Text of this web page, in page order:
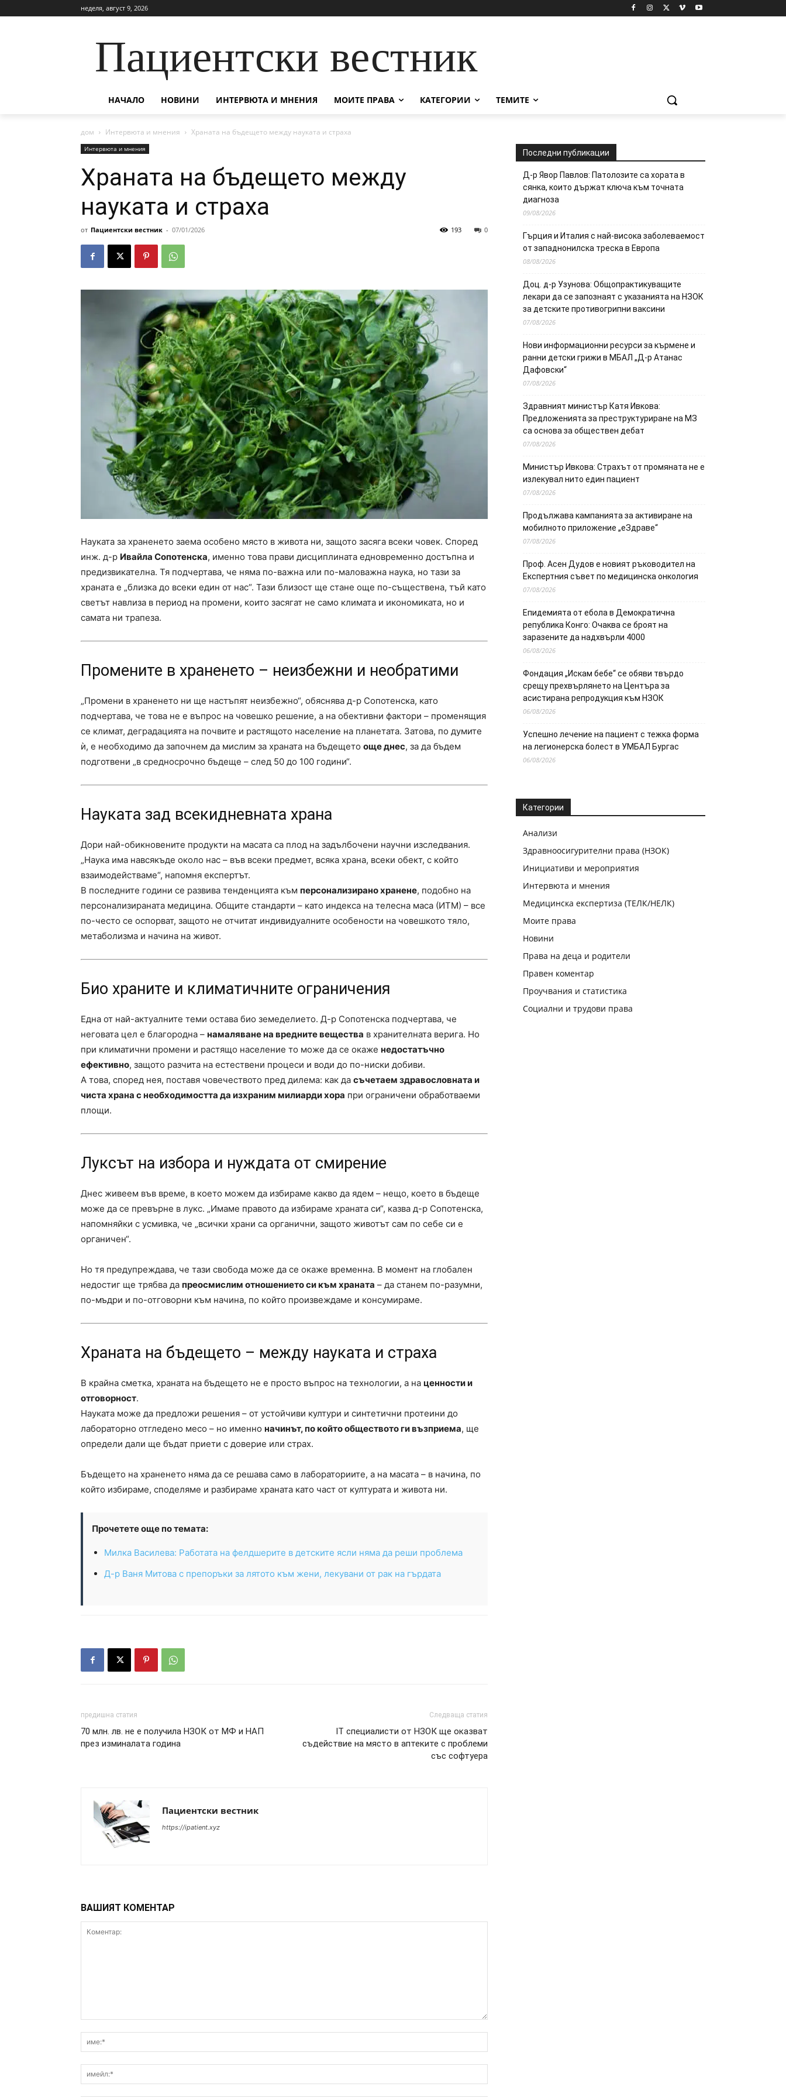
неделя, август 9, 2026
Пациентски вестник
НАЧАЛО НОВИНИ ИНТЕРВЮТА И МНЕНИЯ МОИТЕ ПРАВА КАТЕГОРИИ ТЕМИТЕ
дом Интервюта и мнения Храната на бъдещето между науката и страха
Интервюта и мнения
Храната на бъдещето между
науката и страха
от Пациентски вестник - 07/01/2026 0
193
Науката за храненето заема особено място в живота ни, защото засяга всеки човек. Според
инж. д-р Ивайла Сопотенска, именно това прави дисциплината едновременно достъпна и
предизвикателна. Тя подчертава, че няма по-важна или по-маловажна наука, но тази за
храната е „близка до всеки един от нас“. Тази близост ще стане още по-съществена, тъй като
светът навлиза в период на промени, които засягат не само климата и икономиката, но и
самата ни трапеза.
Промените в храненето – неизбежни и необратими
„Промени в храненето ни ще настъпят неизбежно“, обяснява д-р Сопотенска, като
подчертава, че това не е въпрос на човешко решение, а на обективни фактори – променящия
се климат, деградацията на почвите и растящото население на планетата. Затова, по думите
ѝ, е необходимо да започнем да мислим за храната на бъдещето още днес, за да бъдем
подготвени „в средносрочно бъдеще – след 50 до 100 години“.
Науката зад всекидневната храна
Дори най-обикновените продукти на масата са плод на задълбочени научни изследвания.
„Наука има навсякъде около нас – във всеки предмет, всяка храна, всеки обект, с който
взаимодействаме“, напомня експертът.
В последните години се развива тенденцията към персонализирано хранене, подобно на
персонализираната медицина. Общите стандарти – като индекса на телесна маса (ИТМ) – все
по-често се оспорват, защото не отчитат индивидуалните особености на човешкото тяло,
метаболизма и начина на живот.
Био храните и климатичните ограничения
Една от най-актуалните теми остава био земеделието. Д-р Сопотенска подчертава, че
неговата цел е благородна – намаляване на вредните вещества в хранителната верига. Но
при климатични промени и растящо население то може да се окаже недостатъчно
ефективно, защото разчита на естествени процеси и води до по-ниски добиви.
А това, според нея, поставя човечеството пред дилема: как да съчетаем здравословната и
чиста храна с необходимостта да изхраним милиарди хора при ограничени обработваеми
площи.
Луксът на избора и нуждата от смирение
Днес живеем във време, в което можем да избираме какво да ядем – нещо, което в бъдеще
може да се превърне в лукс. „Имаме правото да избираме храната си“, казва д-р Сопотенска,
напомняйки с усмивка, че „всички храни са органични, защото животът сам по себе си е
органичен“.
Но тя предупреждава, че тази свобода може да се окаже временна. В момент на глобален
недостиг ще трябва да преосмислим отношението си към храната – да станем по-разумни,
по-мъдри и по-отговорни към начина, по който произвеждаме и консумираме.
Храната на бъдещето – между науката и страха
В крайна сметка, храната на бъдещето не е просто въпрос на технологии, а на ценности и
отговорност.
Науката може да предложи решения – от устойчиви култури и синтетични протеини до
лабораторно отгледено месо – но именно начинът, по който обществото ги възприема, ще
определи дали ще бъдат приети с доверие или страх.
Бъдещето на храненето няма да се решава само в лабораториите, а на масата – в начина, по
който избираме, споделяме и разбираме храната като част от културата и живота ни.
Прочетете още по темата:
Милка Василева: Работата на фелдшерите в детските ясли няма да реши проблема
Д-р Ваня Митова с препоръки за лятото към жени, лекувани от рак на гърдата
предишна статия
70 млн. лв. не е получила НЗОК от МФ и НАП
през изминалата година
Следваща статия
IT специалисти от НЗОК ще оказват
съдействие на място в аптеките с проблеми
със софтуера
Пациентски вестник
https://ipatient.xyz
ВАШИЯТ КОМЕНТАР
Последни публикации
Д-р Явор Павлов: Патолозите са хората в
сянка, които държат ключа към точната
диагноза
09/08/2026
Гърция и Италия с най-висока заболеваемост
от западнонилска треска в Европа
08/08/2026
Доц. д-р Узунова: Общопрактикуващите
лекари да се запознаят с указанията на НЗОК
за детските противогрипни ваксини
07/08/2026
Нови информационни ресурси за кърмене и
ранни детски грижи в МБАЛ „Д-р Атанас
Дафовски“
07/08/2026
Здравният министър Катя Ивкова:
Предложенията за преструктуриране на МЗ
са основа за обществен дебат
07/08/2026
Министър Ивкова: Страхът от промяната не е
излекувал нито един пациент
07/08/2026
Продължава кампанията за активиране на
мобилното приложение „еЗдраве“
07/08/2026
Проф. Асен Дудов е новият ръководител на
Експертния съвет по медицинска онкология
07/08/2026
Епидемията от ебола в Демократична
република Конго: Очаква се броят на
заразените да надхвърли 4000
06/08/2026
Фондация „Искам бебе“ се обяви твърдо
срещу прехвърлянето на Центъра за
асистирана репродукция към НЗОК
06/08/2026
Успешно лечение на пациент с тежка форма
на легионерска болест в УМБАЛ Бургас
06/08/2026
Категории
Анализи
Здравноосигурителни права (НЗОК)
Инициативи и мероприятия
Интервюта и мнения
Медицинска експертиза (ТЕЛК/НЕЛК)
Моите права
Новини
Права на деца и родители
Правен коментар
Проучвания и статистика
Социални и трудови права